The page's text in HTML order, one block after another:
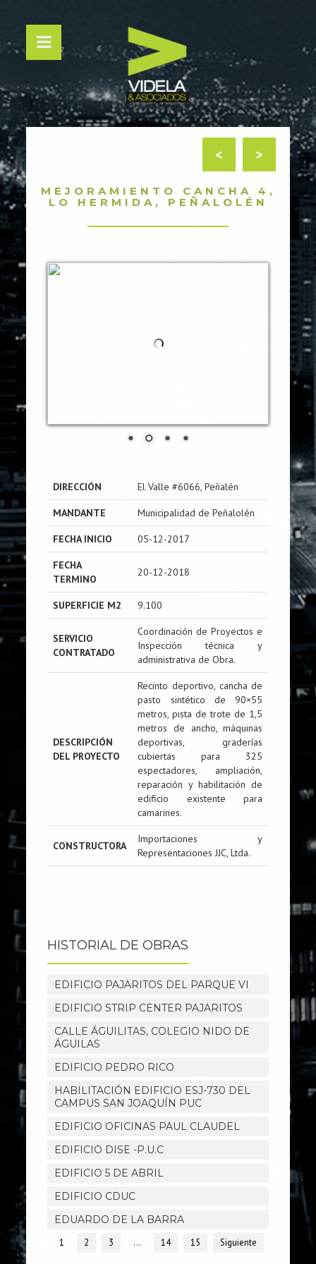
>
<
MEJORAMIENTO CANCHA 4,
LO HERMIDA, PEÑALOLÉN
DIRECCIÓN El Valle #6066, Peñalén
MANDANTE Municipalidad de Peñalolén
FECHA INICIO 05-12-2017
FECHA
TERMINO
20-12-2018
SUPERFICIE M2 9.100
SERVICIO
CONTRATADO
Coordinación de Proyectos e
Inspección técnica y
administrativa de Obra.
DESCRIPCIÓN
DEL PROYECTO
Recinto deportivo, cancha de
pasto sintético de 90×55
metros, pista de trote de 1,5
metros de ancho, máquinas
deportivas, graderías
cubiertas para 325
espectadores, ampliación,
reparación y habilitación de
edificio existente para
camarines.
CONSTRUCTORA
Importaciones y
Representaciones JJC, Ltda.
HISTORIAL DE OBRAS
EDIFICIO PAJARITOS DEL PARQUE VI
EDIFICIO STRIP CENTER PAJARITOS
CALLE ÁGUILITAS, COLEGIO NIDO DE
ÁGUILAS
EDIFICIO PEDRO RICO
HABILITACIÓN EDIFICIO ESJ-730 DEL
CAMPUS SAN JOAQUÍN PUC
EDIFICIO OFICINAS PAUL CLAUDEL
EDIFICIO DISE -P.U.C
EDIFICIO 5 DE ABRIL
EDIFICIO CDUC
EDUARDO DE LA BARRA
1 2 3 … 14 15 Siguiente